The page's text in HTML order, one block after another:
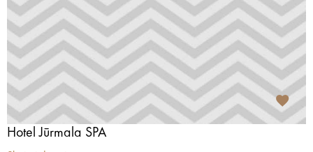
Hotel Jūrmala SPA